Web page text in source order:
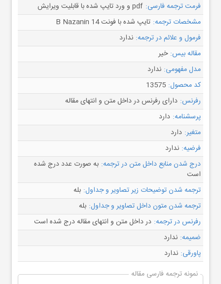
فرمت ترجمه فارسی: pdf و ورد تایپ شده با قابلیت ویرایش
مشخصات ترجمه: تایپ شده با فونت B Nazanin 14
فرمول و علائم در ترجمه: ندارد
مقاله بیس: خیر
مدل مفهومی: ندارد
کد محصول: 13575
رفرنس: دارای رفرنس در داخل متن و انتهای مقاله
پرسشنامه: دارد
متغیر: دارد
فرضیه: ندارد
درج شدن منابع داخل متن در ترجمه: به صورت عدد درج شده
است
ترجمه شدن توضیحات زیر تصاویر و جداول: بله
ترجمه شدن متون داخل تصاویر و جداول: بله
رفرنس در ترجمه: در داخل متن و انتهای مقاله درج شده است
ضمیمه: ندارد
پاورقی: ندارد
نمونه ترجمه فارسی مقاله